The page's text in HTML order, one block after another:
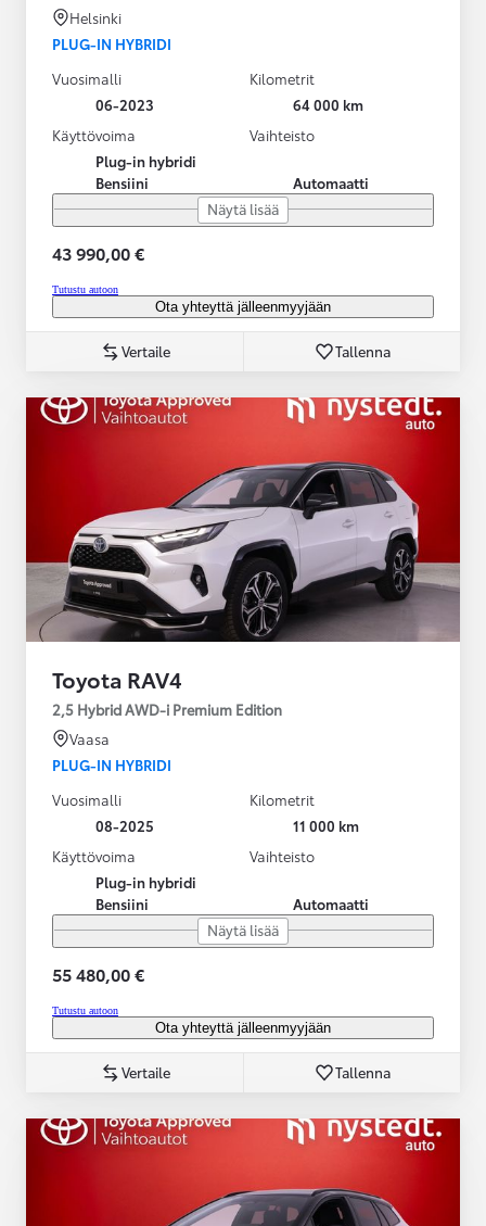
Helsinki
PLUG-IN HYBRIDI
Vuosimalli
06-2023
Kilometrit
64 000 km
Käyttövoima
Plug-in hybridi
Bensiini
Vaihteisto
Automaatti
Näytä lisää
43 990,00 €
Tutustu autoon
Ota yhteyttä jälleenmyyjään
Vertaile Tallenna
Toyota RAV4
2,5 Hybrid AWD-i Premium Edition
Vaasa
PLUG-IN HYBRIDI
Vuosimalli
08-2025
Kilometrit
11 000 km
Käyttövoima
Plug-in hybridi
Bensiini
Vaihteisto
Automaatti
Näytä lisää
55 480,00 €
Tutustu autoon
Ota yhteyttä jälleenmyyjään
Vertaile Tallenna